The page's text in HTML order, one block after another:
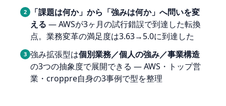
2
「課題は何か」から「強みは何か」へ問いを変
える ― AWSが3ヶ月の試行錯誤で到達した転換
点。業務変革の満足度は3.63→5.0に到達した
3 強み拡張型は個別業務／個人の強み／事業構造
の3つの抽象度で展開できる ― AWS・トップ営
業・croppre自身の3事例で型を整理